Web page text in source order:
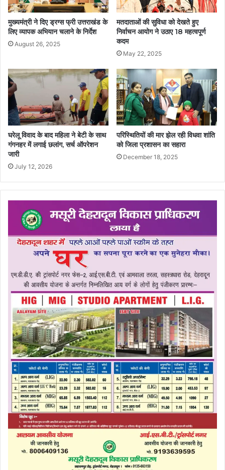
मुख्यमंत्री ने दिए ड्रग्स फ्री उत्तराखंड के
लिए व्यापक अभियान चलाने के निर्देश
August 26, 2025
मतदाताओं की सुविधा को देखते हुए
निर्वाचन आयोग ने उठाए 18 महत्वपूर्ण
कदम
May 22, 2025
घरेलू विवाद के बाद महिला ने बेटी के साथ
गंगनहर में लगाई छलांग, सर्च ऑपरेशन
जारी
July 12, 2026
परिस्थितियों की मार झेल रही विधवा शांति
को जिला प्रशासन का सहारा
December 18, 2025